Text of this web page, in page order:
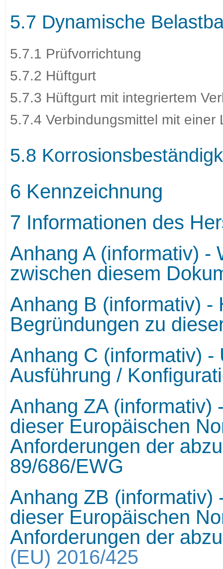
5.7 Dynamische
5.7.1 Prüfvorrichtung
5.7.2 Hüftgurt
5.7.3 Hüftgurt mit integriertem
5.7.4 Verbindungsmittel mit
5.8
6 Kennzeichnung
7 Informationen des
Anhang A (informativ) -
zwischen diesem
Anhang B (informativ) -
Begründungen zu
Anhang C (informativ) -
Ausführung /
Anhang ZA (informativ)
dieser Europäischen
Anforderungen der
89/686/EWG
Anhang ZB (informativ)
dieser Europäischen
Anforderungen der
(EU) 2016/425